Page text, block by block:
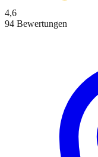
4,6
94 Bewertungen